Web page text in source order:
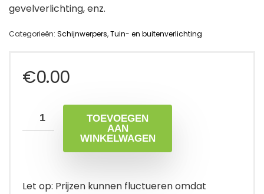
gevelverlichting, enz.
Categorieën: Schijnwerpers,Tuin- en buitenverlichting
€0.00
TOEVOEGEN
AAN
WINKELWAGEN
Let op: Prijzen kunnen fluctueren omdat